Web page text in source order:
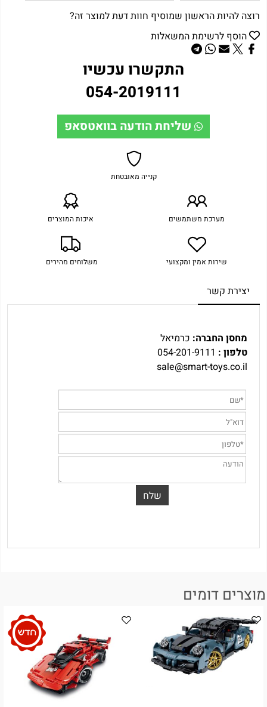
רוצה להיות הראשון שמוסיף חוות דעת למוצר זה?
הוסף לרשימת המשאלות
התקשרו עכשיו
054-2019111
שליחת הודעה בוואטסאפ
קנייה מאובטחת
מערכת משתמשים איכות המוצרים
שירות אמין ומקצועי משלוחים מהירים
יצירת קשר
מחסן החברה: כרמיאל
טלפון :
sale@smart-toys.co.il
מוצרים דומים